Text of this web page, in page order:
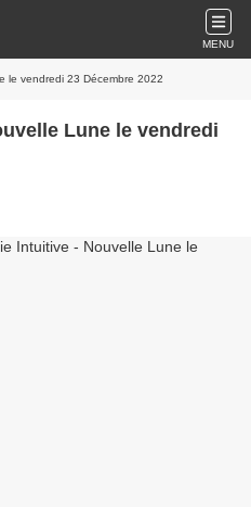
MENU
le vendredi 23 Décembre 2022
Lune le vendredi